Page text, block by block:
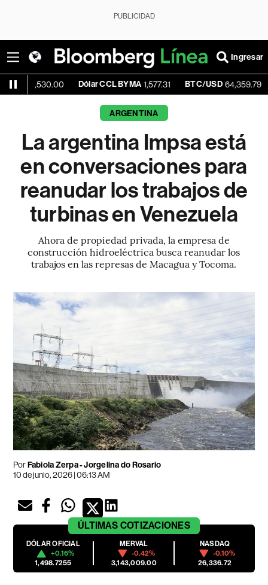
PUBLICIDAD
Ingresar
1,530.00 Dólar CCL BYMA 1,577.31 BTC/USD 64,359.79 -
ARGENTINA
La argentina Impsa está
en conversaciones para
reanudar los trabajos de
turbinas en Venezuela
Ahora de propiedad privada, la empresa de
construcción hidroeléctrica busca reanudar los
trabajos en las represas de Macagua y Tocoma.
PorFabiola Zerpa - Jorgelina do Rosario
10 de junio, 2026 | 06:13 AM
ÚLTIMAS COTIZACIONES
DÓLAR OFICIAL
+0.16%
1,498.7255
MERVAL
-0.42%
3,143,009.00
NASDAQ
-0.10%
26,336.72